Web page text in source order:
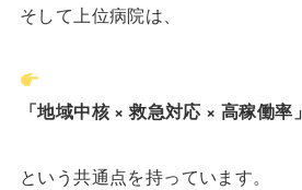
そして上位病院は、
「地域中核 × 救急対応 × 高稼働率」
という共通点を持っています。